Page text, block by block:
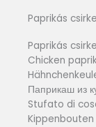
Paprikás
Paprikás
Chicken
Паприкаш из
Stufato di